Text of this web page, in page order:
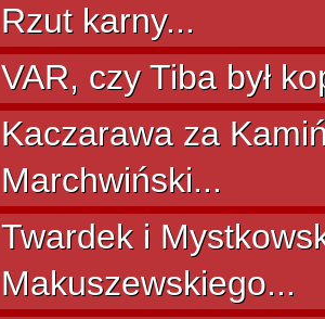
Rzut karny...
VAR, czy Tiba był
Kaczarawa za
Marchwiński...
Twardek i
Makuszewskiego...